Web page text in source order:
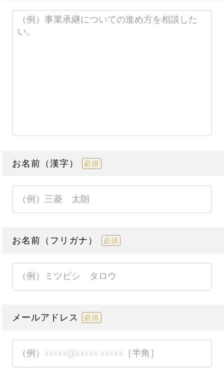
お名前（漢字） 必須
お名前（フリガナ） 必須
メールアドレス 必須